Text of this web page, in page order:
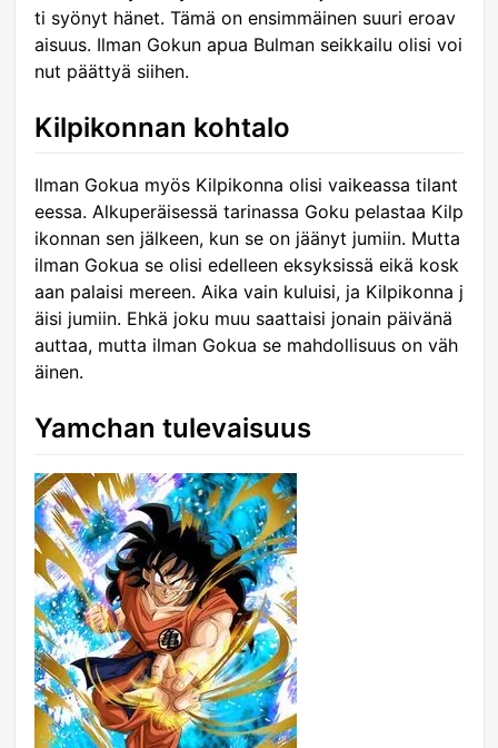
ti syönyt hänet. Tämä on ensimmäinen suuri eroav
aisuus. Ilman Gokun apua Bulman seikkailu olisi voi
nut päättyä siihen.
Kilpikonnan kohtalo
Ilman Gokua myös Kilpikonna olisi vaikeassa tilant
eessa. Alkuperäisessä tarinassa Goku pelastaa Kilp
ikonnan sen jälkeen, kun se on jäänyt jumiin. Mutta
ilman Gokua se olisi edelleen eksyksissä eikä kosk
aan palaisi mereen. Aika vain kuluisi, ja Kilpikonna j
äisi jumiin. Ehkä joku muu saattaisi jonain päivänä
auttaa, mutta ilman Gokua se mahdollisuus on väh
äinen.
Yamchan tulevaisuus